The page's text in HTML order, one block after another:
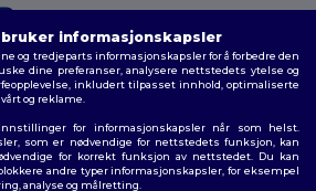
rettigheter forbeholdt
|Retningslinjer for
informasjonskapsler
og tredjeparts informasjonskapsler for å forbedre den
dine preferanser, analysere nettstedets ytelse og
inkludert tilpasset innhold, optimaliserte
og reklame.
for informasjonskapsler når som helst.
som er nødvendige for nettstedets funksjon, kan
for korrekt funksjon av nettstedet. Du kan
andre typer informasjonskapsler, for eksempel
analyse og målretting.